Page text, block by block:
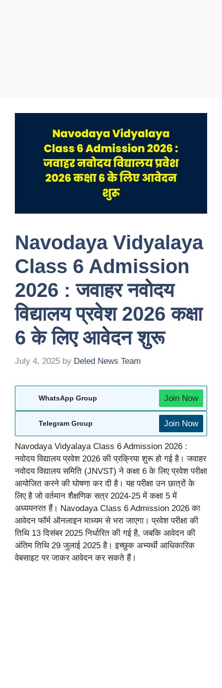
Navodaya Vidyalaya
Class 6 Admission
2026 : जवाहर नवोदय
विद्यालय प्रवेश 2026 कक्षा
6 के लिए आवेदन शुरू
July 4, 2025 by Deled News Team
WhatsApp Group Join Now
Telegram Group Join Now
Navodaya Vidyalaya Class 6 Admission 2026 :
नवोदय विद्यालय प्रवेश 2026 की प्रक्रिया शुरू हो गई है। जवाहर
नवोदय विद्यालय समिति (JNVST) ने कक्षा 6 के लिए प्रवेश परीक्षा
आयोजित करने की घोषणा कर दी है। यह परीक्षा उन छात्रों के
लिए है जो वर्तमान शैक्षणिक सत्र 2024-25 में कक्षा 5 में
अध्ययनरत हैं। Navodaya Class 6 Admission 2026 का
आवेदन फॉर्म ऑनलाइन माध्यम से भरा जाएगा। प्रवेश परीक्षा की
तिथि 13 दिसंबर 2025 निर्धारित की गई है, जबकि आवेदन की
अंतिम तिथि 29 जुलाई 2025 है। इच्छुक अभ्यर्थी आधिकारिक
वेबसाइट पर जाकर आवेदन कर सकते हैं।